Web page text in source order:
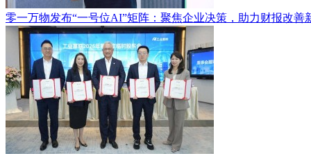
零一万物发布“一号位AI”矩阵：聚焦企业决策，助力财报改善